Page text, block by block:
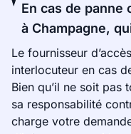
En cas de panne
à Champagne,
Le fournisseur
interlocuteur en cas
Bien qu’il ne soit pas
sa responsabilité
charge votre